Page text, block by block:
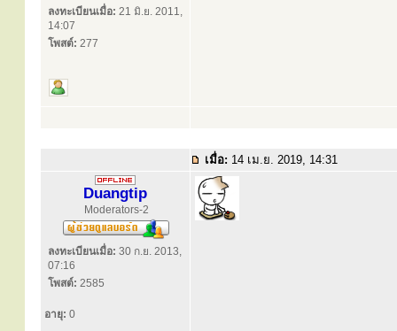
ลงทะเบียนเมื่อ: 21 มิ.ย. 2011,
14:07
โพสต์: 277
เมื่อ: 14 เม.ย. 2019, 14:31
Duangtip
Moderators-2
ลงทะเบียนเมื่อ: 30 ก.ย. 2013,
07:16
โพสต์: 2585
อายุ: 0